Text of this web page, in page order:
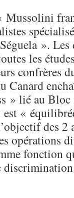
Mussolini
».
les
confrères
Canard
» lié au
est «
des 2
opérations
fonction